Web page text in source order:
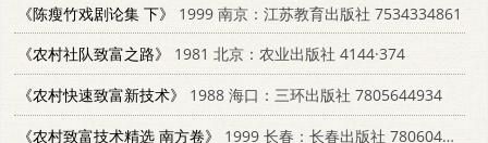
《陈瘦竹戏剧论集 下》
1999 南京：江苏教育出版社 7534334861
《农村社队致富之路》
1981 北京：农业出版社 4144·374
《农村快速致富新技术》
1988 海口：三环出版社 7805644934
《农村致富技术精选 南方卷》
1999 长春：长春出版社 7806047530